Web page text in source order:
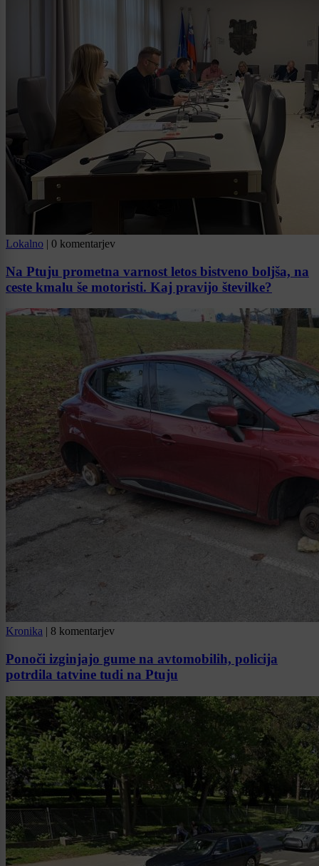
Lokalno | 0 komentarjev
Na Ptuju prometna varnost letos bistveno boljša, na
ceste kmalu še motoristi. Kaj pravijo številke?
Kronika | 8 komentarjev
Ponoči izginjajo gume na avtomobilih, policija
potrdila tatvine tudi na Ptuju